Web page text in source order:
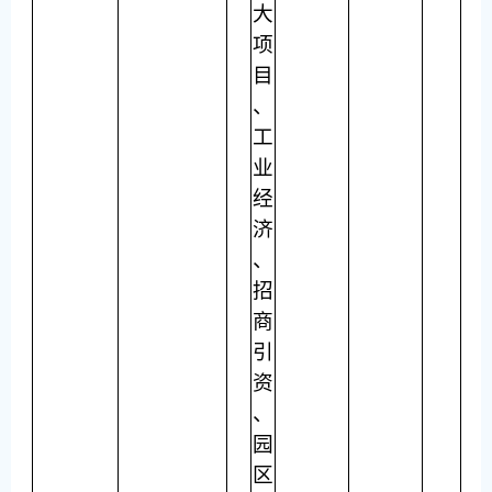
大
项
目
、
工
业
经
济
、
招
商
引
资
、
园
区